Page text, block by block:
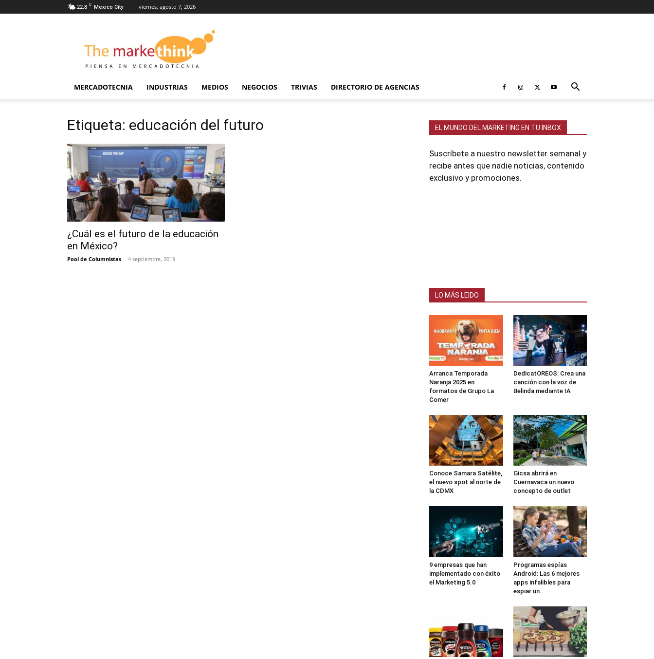
22.8 C Mexico City viernes, agosto 7, 2026
Markethink
MERCADOTECNIA INDUSTRIAS MEDIOS NEGOCIOS TRIVIAS DIRECTORIO DE AGENCIAS
Etiqueta: educación del futuro
¿Cuál es el futuro de la educación
en México?
Pool de Columnistas - 4 septiembre, 2019
EL MUNDO DEL MARKETING EN TU INBOX
Suscríbete a nuestro newsletter semanal y
recibe antes que nadie noticias, contenido
exclusivo y promociones.
LO MÁS LEIDO
Arranca Temporada
Naranja 2025 en
formatos de Grupo La
Comer
DedicatOREOS: Crea una
canción con la voz de
Belinda mediante IA
Conoce Samara Satélite,
el nuevo spot al norte de
la CDMX
Gicsa abrirá en
Cuernavaca un nuevo
concepto de outlet
9 empresas que han
implementado con éxito
el Marketing 5.0
Programas espías
Android: Las 6 mejores
apps infalibles para
espiar un...